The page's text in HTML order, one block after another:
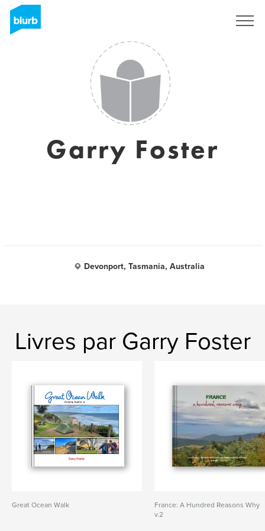
Garry Foster
Devonport, Tasmania, Australia
Livres par Garry Foster
Great Ocean Walk
France: A Hundred Reasons Why
v.2